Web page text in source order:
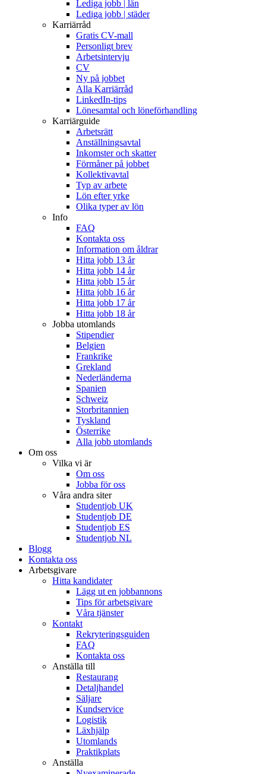
Lediga jobb | län
Lediga jobb | städer
Karriärråd
Gratis CV-mall
Personligt brev
Arbetsintervju
CV
Ny på jobbet
Alla Karriärråd
LinkedIn-tips
Lönesamtal och löneförhandling
Karriärguide
Arbetsrätt
Anställningsavtal
Inkomster och skatter
Förmåner på jobbet
Kollektivavtal
Typ av arbete
Lön efter yrke
Olika typer av lön
Info
FAQ
Kontakta oss
Information om åldrar
Hitta jobb 13 år
Hitta jobb 14 år
Hitta jobb 15 år
Hitta jobb 16 år
Hitta jobb 17 år
Hitta jobb 18 år
Jobba utomlands
Stipendier
Belgien
Frankrike
Grekland
Nederländerna
Spanien
Schweiz
Storbritannien
Tyskland
Österrike
Alla jobb utomlands
Om oss
Vilka vi är
Om oss
Jobba för oss
Våra andra siter
Studentjob UK
Studentjob DE
Studentjob ES
Studentjob NL
Blogg
Kontakta oss
Arbetsgivare
Hitta kandidater
Lägg ut en jobbannons
Tips för arbetsgivare
Våra tjänster
Kontakt
Rekryteringsguiden
FAQ
Kontakta oss
Anställa till
Restaurang
Detaljhandel
Säljare
Kundservice
Logistik
Läxhjälp
Utomlands
Praktikplats
Anställa